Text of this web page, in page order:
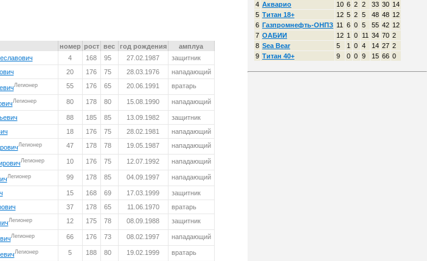
номер рост вес год рождения
амплуа
4 168 95 27.02.1987
защитник
20 176 75 28.03.1976
нападающий
Легионер 55 176 65 20.06.1991 вратарь
Легионер 80 178 80 15.08.1990 нападающий
88 185 85 13.09.1982
защитник
18 176 75 28.02.1981
нападающий
Легионер 47 178 78 19.05.1987 нападающий
Легионер 10 176 75 12.07.1992 нападающий
Легионер 99 178 85 04.09.1997 нападающий
15 168 69 17.03.1999
защитник
37 178 65 11.06.1970
вратарь
Легионер 12 175 78 08.09.1988 защитник
Легионер 66 176 73 08.02.1997 нападающий
Легионер 5 188 80 19.02.1999 вратарь
4 Акварио 10 6 2 2 33 30 14
5 Титан 18+ 12 5 2 5 48 48 12
6 Газпромнефть-ОНПЗ 11 6 0 5 55 42 12
7 ОАБИИ 12 1 0 11 34 70 2
8 Sea Bear 5 1 0 4 14 27 2
9 Титан 40+ 9 0 0 9 15 66 0